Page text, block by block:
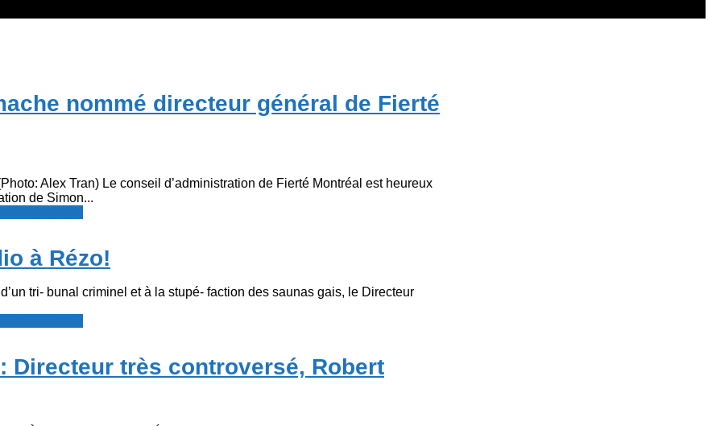
nommé directeur général de Fierté
Alex Tran) Le conseil d’administration de Fierté Montréal est heureux
de Simon...
à Rézo!
tri- bunal criminel et à la stupé- faction des saunas gais, le Directeur
Directeur très controversé, Robert